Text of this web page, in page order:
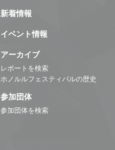
新着情報
イベント情報
アーカイブ
レポートを検索
ホノルルフェスティバルの歴史
参加団体
参加団体を検索